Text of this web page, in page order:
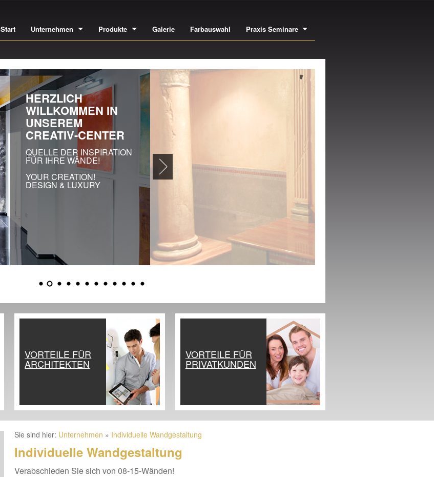
Start Unternehmen Produkte Galerie Farbauswahl Praxis Seminare
INNEN- UND
AUSWAHLEN EUROPAS AN
HOCHWERTIGEN LEISTEN,
VORTEILE FÜR
ARCHITEKTEN
VORTEILE FÜR
PRIVATKUNDEN
Sie sind hier: Unternehmen » Individuelle Wandgestaltung
Individuelle Wandgestaltung
Verabschieden Sie sich von 08-15-Wänden!